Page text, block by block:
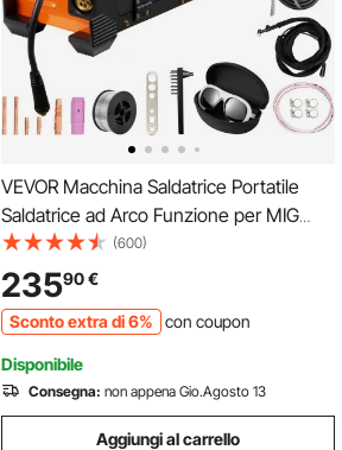
VEVOR Macchina Saldatrice Portatile
Saldatrice ad Arco Funzione per MIG
MMA LIFT TIG Corrente tra 50-250 A,
Saldatrice Portatile Spessore del Filo,
Saldatrice ad Arco Portatile 8,4kg
(600)
23590€
Sconto extra di 6% con coupon
Disponibile
Consegna: non appena Gio.Agosto 13
Aggiungi al carrello